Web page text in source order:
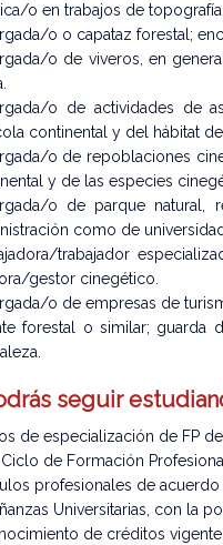
o en trabajos de topografía.
o o capataz forestal;
o de viveros, en
o de actividades de
continental y del hábitat
o de repoblaciones
y de las especies
o de parque
como de
trabajador
gestor cinegético.
o de empresas de
forestal o similar; guarda
seguir
de especialización de FP
de Formación
profesionales de acuerdo
Universitarias, con la
de créditos vigente